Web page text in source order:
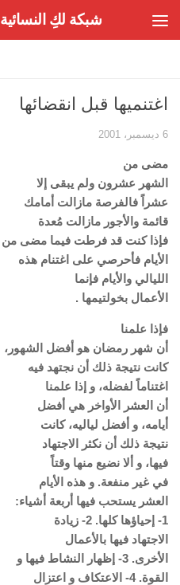
شبكة لكِ النسائية
اغتنميها قبل انقضائها
6 ديسمبر، 2001
مضى من
الشهر عشرون ولم يبقى إلا
عشراً فالفرصة مازالت أمامك
قائمة والأجور مازالت مُعدة
فإذا كنت قد فرطت فيما مضى من
الأيام فأحرصي على اغتنام هذه
الليالي والأيام فإنما
الأعمال بخولتيمها .
فإذا علمنا
أن شهر رمضان هو أفضل الشهور،
كانت نتيجة ذلك أن نجتهد فيه
اغتناماً لفضله، و إذا علمنا
أن العشر الأواخر هي أفضل
أيامه، و أفضل لياليه، كانت
نتيجة ذلك أن نكثر الاجتهاد
فيها، و ألا نضيع منها وقتاً
في غير منفعة. و هذه الأيام
العشر يستحب فيها أربعة أشياء:
1- إحياؤها كلها. 2- زيادة
الاجتهاد فيها بالأعمال
الأخرى. 3- إظهار النشاط فيها و
القوة. 4- الاعتكاف و اعتزال